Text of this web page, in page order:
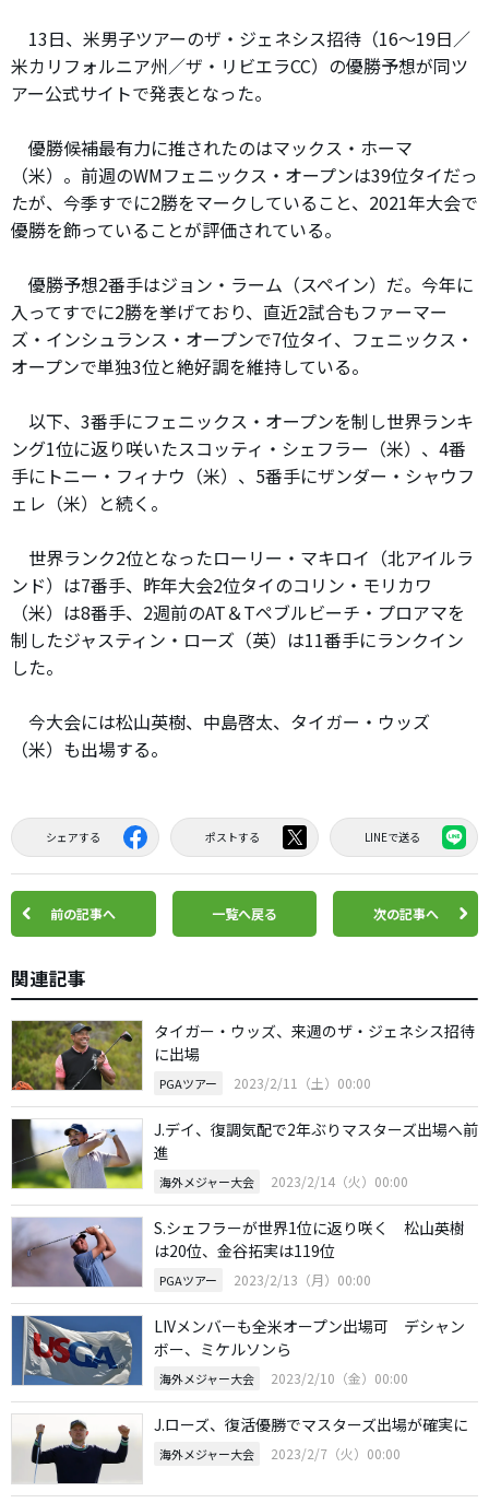
13日、米男子ツアーのザ・ジェネシス招待（16～19日／
米カリフォルニア州／ザ・リビエラCC）の優勝予想が同ツ
アー公式サイトで発表となった。
優勝候補最有力に推されたのはマックス・ホーマ
（米）。前週のWMフェニックス・オープンは39位タイだっ
たが、今季すでに2勝をマークしていること、2021年大会で
優勝を飾っていることが評価されている。
優勝予想2番手はジョン・ラーム（スペイン）だ。今年に
入ってすでに2勝を挙げており、直近2試合もファーマー
ズ・インシュランス・オープンで7位タイ、フェニックス・
オープンで単独3位と絶好調を維持している。
以下、3番手にフェニックス・オープンを制し世界ランキ
ング1位に返り咲いたスコッティ・シェフラー（米）、4番
手にトニー・フィナウ（米）、5番手にザンダー・シャウフ
ェレ（米）と続く。
世界ランク2位となったローリー・マキロイ（北アイルラ
ンド）は7番手、昨年大会2位タイのコリン・モリカワ
（米）は8番手、2週前のAT＆Tペブルビーチ・プロアマを
制したジャスティン・ローズ（英）は11番手にランクイン
した。
今大会には松山英樹、中島啓太、タイガー・ウッズ
（米）も出場する。
シェアする ポストする LINEで送る
前の記事へ 一覧へ戻る 次の記事へ
関連記事
タイガー・ウッズ、来週のザ・ジェネシス招待
に出場
PGAツアー 2023/2/11（土）00:00
J.デイ、復調気配で2年ぶりマスターズ出場へ前
進
海外メジャー大会 2023/2/14（火）00:00
S.シェフラーが世界1位に返り咲く 松山英樹
は20位、金谷拓実は119位
PGAツアー 2023/2/13（月）00:00
LIVメンバーも全米オープン出場可 デシャン
ボー、ミケルソンら
海外メジャー大会 2023/2/10（金）00:00
J.ローズ、復活優勝でマスターズ出場が確実に
海外メジャー大会 2023/2/7（火）00:00